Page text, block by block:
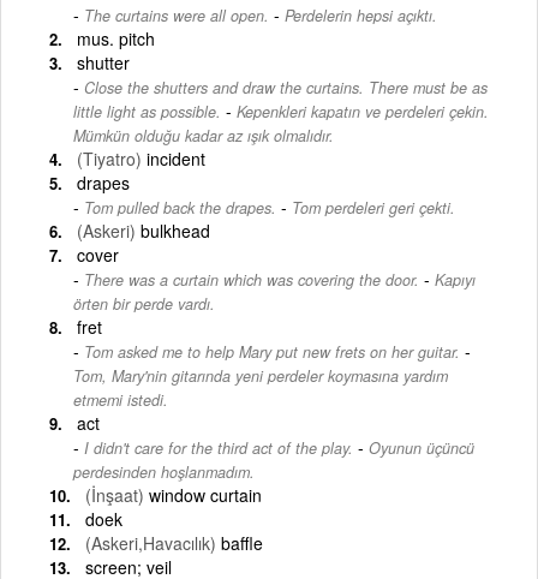
The curtains were all open. - Perdelerin hepsi açıktı.
mus. pitch
shutter
Close the shutters and draw the curtains. There must be as
little light as possible. - Kepenkleri kapatın ve perdeleri çekin.
Mümkün olduğu kadar az ışık olmalıdır.
(Tiyatro) incident
drapes
Tom pulled back the drapes. - Tom perdeleri geri çekti.
(Askeri) bulkhead
cover
There was a curtain which was covering the door. - Kapıyı
örten bir perde vardı.
fret
Tom asked me to help Mary put new frets on her guitar. -
Tom, Mary'nin gitarında yeni perdeler koymasına yardım
etmemi istedi.
act
I didn't care for the third act of the play. - Oyunun üçüncü
perdesinden hoşlanmadım.
(İnşaat) window curtain
doek
(Askeri,Havacılık) baffle
screen; veil